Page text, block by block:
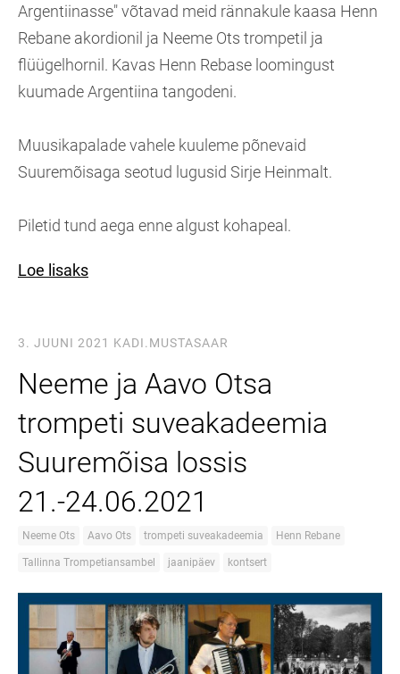
Argentiinasse" võtavad meid rännakule kaasa Henn
Rebane akordionil ja Neeme Ots trompetil ja
flüügelhornil. Kavas Henn Rebase loomingust
kuumade Argentiina tangodeni.
Muusikapalade vahele kuuleme põnevaid
Suuremõisaga seotud lugusid Sirje Heinmalt.
Piletid tund aega enne algust kohapeal.
Loe lisaks
3. JUUNI 2021 KADI.MUSTASAAR
Neeme ja Aavo Otsa
trompeti suveakadeemia
Suuremõisa lossis
21.-24.06.2021
Neeme Ots Aavo Ots trompeti suveakadeemia Henn Rebane
Tallinna Trompetiansambel jaanipäev kontsert